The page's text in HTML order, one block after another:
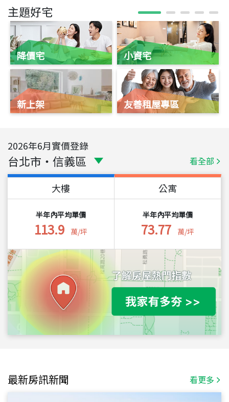
主題好宅
降價宅
新上架
小資宅
友善租屋專區
2026年6月實價登錄
台北市 ・ 信義區 看全部
大樓
半年內平均單價
113.9 萬/坪
公寓
半年內平均單價
73.77 萬/坪
最新房訊新聞 看更多